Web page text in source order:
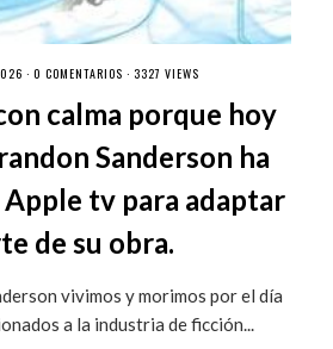
· 0 COMENTARIOS · 3327 VIEWS
calma porque hoy
Sanderson ha
tv para adaptar
de su obra.
vivimos y morimos por el día
a la industria de ficción...